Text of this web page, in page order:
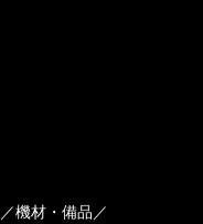
機材・備品